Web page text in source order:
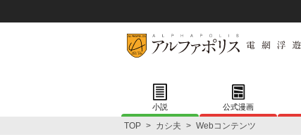
小説 公式漫画
TOP > カシ夫 > Webコンテンツ